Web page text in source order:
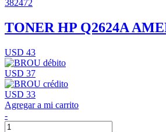
382472
TONER HP Q2624A
USD 43
USD 37
USD 33
Agregar a mi carrito
-